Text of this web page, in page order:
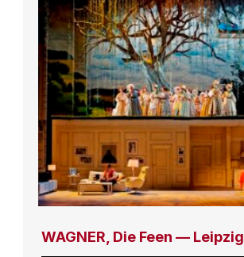
WAGNER, Die Feen — Leipzig